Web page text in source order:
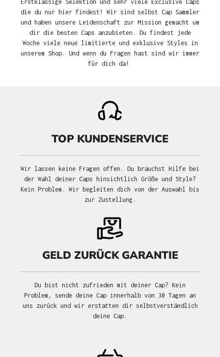
Erstklassige Selektion und sehr viele Exclusive Caps
die du nur hier findest! Wir sind selbst Cap Sammler
und haben unsere Leidenschaft zur Mission gemacht um
dir die besten Caps anzubieten. Du findest jede
Woche viele neue limitierte und exklusive Styles in
unserem Shop. Und wenn du Fragen hast sind wir immer
für dich da!
TOP KUNDENSERVICE
Wir lassen keine Fragen offen. Du brauchst Hilfe bei
der Wahl deiner Caps hinsichtlich Größe und Style?
Kein Problem. Wir begleiten dich von der Auswahl bis
zur Zustellung.
GELD ZURÜCK GARANTIE
Du bist nicht zufrieden mit deiner Cap? Kein
Problem, sende deine Cap innerhalb von 30 Tagen an
uns zurück und wir erstatten dir selbstverständlich
deine Cap.